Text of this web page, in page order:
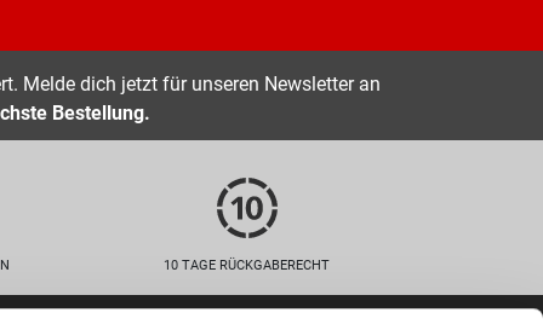
Melde dich jetzt für unseren Newsletter an
Bestellung.
10 TAGE RÜCKGABERECHT